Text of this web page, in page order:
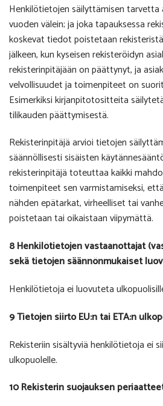
Henkilötietojen säilyttämisen tarvetta
vuoden välein; ja joka tapauksessa
koskevat tiedot poistetaan
jälkeen, kun kyseisen rekisteröidyn
rekisterinpitäjään on päättynyt, ja
velvollisuudet ja toimenpiteet on
Esimerkiksi kirjanpitotositteita
tilikauden päättymisestä.
Rekisterinpitäjä arvioi tietojen
säännöllisesti sisäisten
rekisterinpitäjä toteuttaa kaikki
toimenpiteet sen varmistamiseksi,
nähden epätarkat, virheelliset tai
poistetaan tai oikaistaan viipymättä.
8 Henkilötietojen vastaanottajat
sekä tietojen säännönmukaiset
Henkilötietoja ei luovuteta
9 Tietojen siirto EU:n tai ETA:n
Rekisteriin sisältyviä henkilötietoja ei
ulkopuolelle.
10 Rekisterin suojauksen